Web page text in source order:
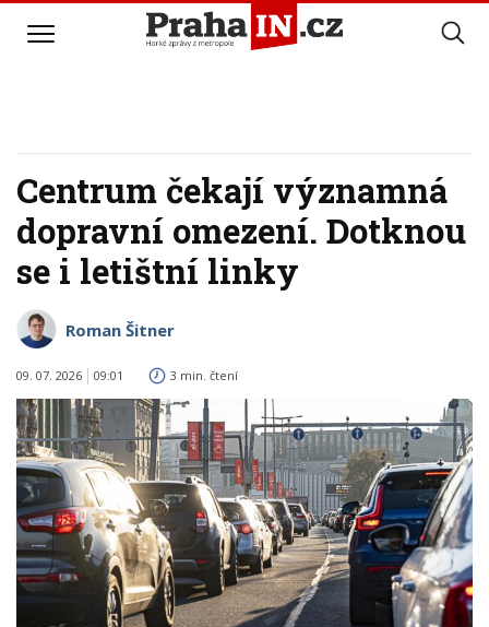
Centrum čekají významná
dopravní omezení. Dotknou
se i letištní linky
Roman Šitner
09. 07. 2026 09:01 3 min. čtení